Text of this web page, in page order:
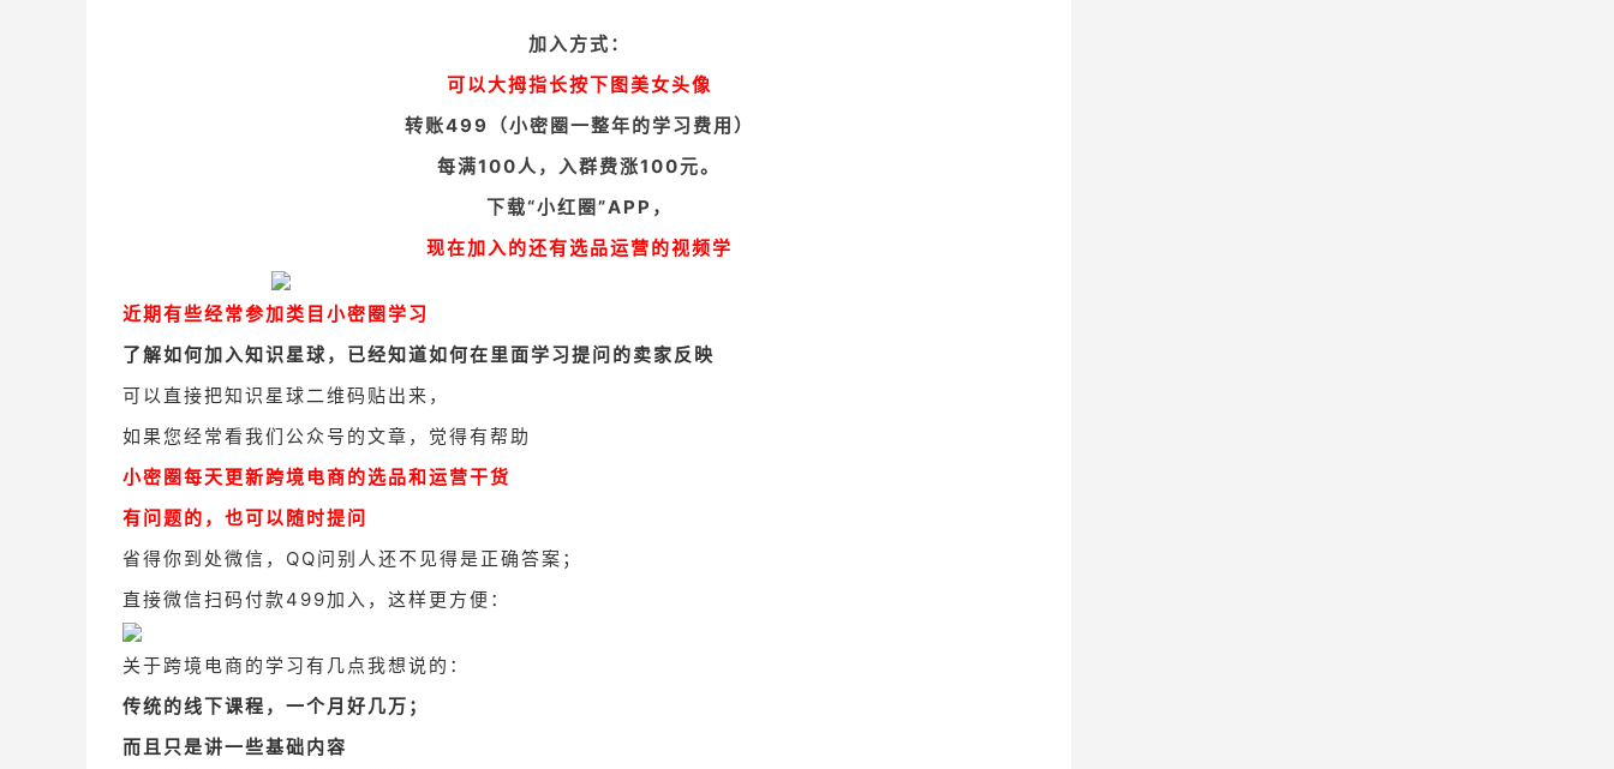
加入方式：
可以大拇指长按下图美女头像
转账499（小密圈一整年的学习费用）
每满100人，入群费涨100元。
下载“小红圈”APP，
现在加入的还有选品运营的视频学
近期有些经常参加类目小密圈学习
了解如何加入知识星球，已经知道如何在里面学习提问的卖家反映
可以直接把知识星球二维码贴出来，
如果您经常看我们公众号的文章，觉得有帮助
小密圈每天更新跨境电商的选品和运营干货
有问题的，也可以随时提问
省得你到处微信，QQ问别人还不见得是正确答案；
直接微信扫码付款499加入，这样更方便：
关于跨境电商的学习有几点我想说的：
传统的线下课程，一个月好几万；
而且只是讲一些基础内容